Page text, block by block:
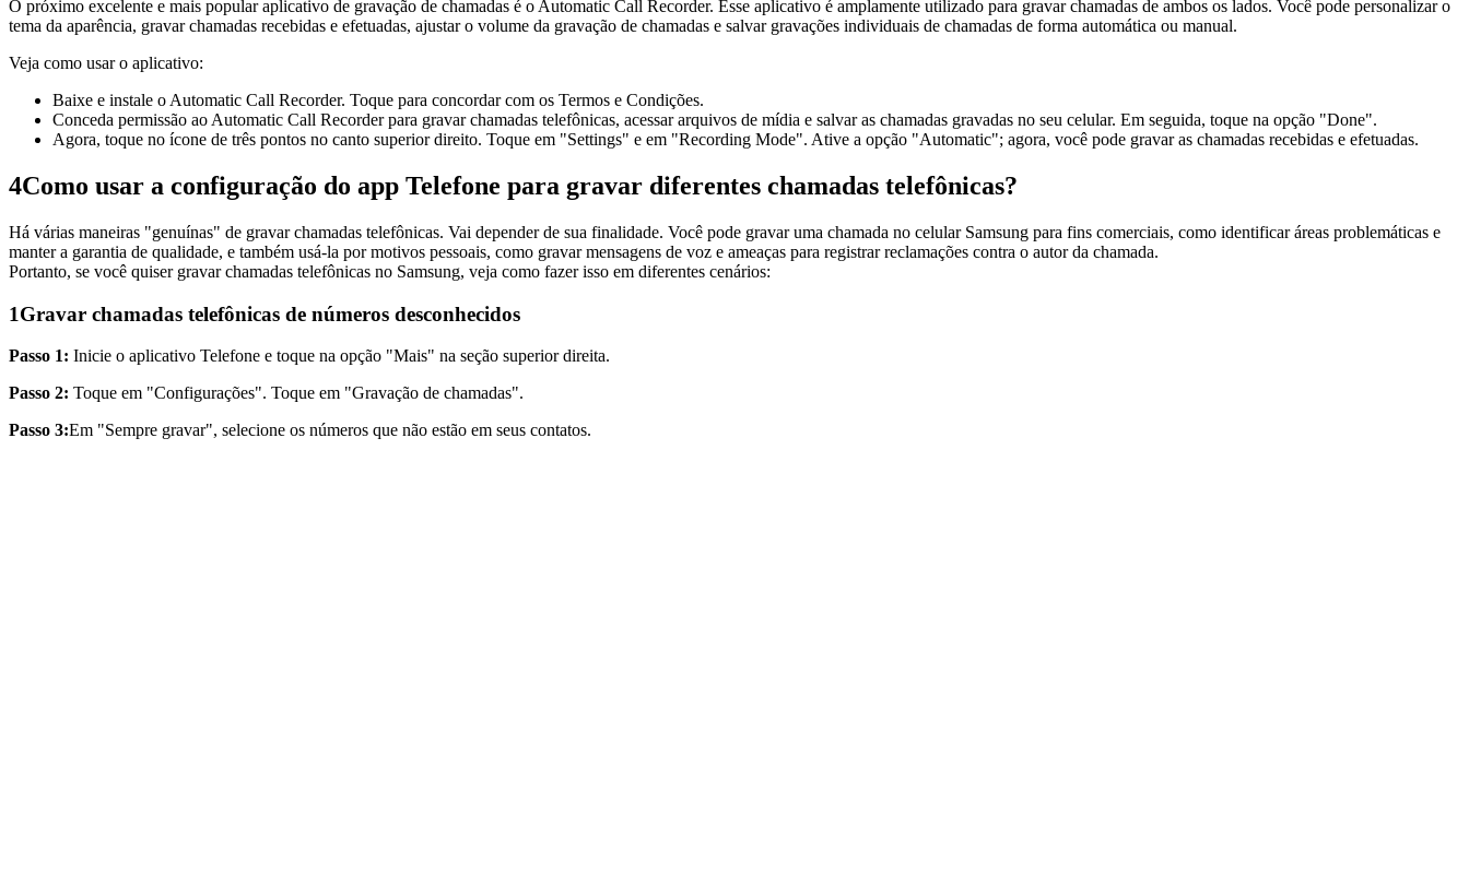
O próximo excelente e mais popular aplicativo de gravação de chamadas é o Automatic Call Recorder. Esse aplicativo é amplamente utilizado para gravar chamadas de ambos os lados. Você pode personalizar o
tema da aparência, gravar chamadas recebidas e efetuadas, ajustar o volume da gravação de chamadas e salvar gravações individuais de chamadas de forma automática ou manual.
Veja como usar o aplicativo:
Baixe e instale o Automatic Call Recorder. Toque para concordar com os Termos e Condições.
Conceda permissão ao Automatic Call Recorder para gravar chamadas telefônicas, acessar arquivos de mídia e salvar as chamadas gravadas no seu celular. Em seguida, toque na opção "Done".
Agora, toque no ícone de três pontos no canto superior direito. Toque em "Settings" e em "Recording Mode". Ative a opção "Automatic"; agora, você pode gravar as chamadas recebidas e efetuadas.
4Como usar a configuração do app Telefone para gravar diferentes chamadas telefônicas?
Há várias maneiras "genuínas" de gravar chamadas telefônicas. Vai depender de sua finalidade. Você pode gravar uma chamada no celular Samsung para fins comerciais, como identificar áreas problemáticas e
manter a garantia de qualidade, e também usá-la por motivos pessoais, como gravar mensagens de voz e ameaças para registrar reclamações contra o autor da chamada.
Portanto, se você quiser gravar chamadas telefônicas no Samsung, veja como fazer isso em diferentes cenários:
1Gravar chamadas telefônicas de números desconhecidos
Passo 1: Inicie o aplicativo Telefone e toque na opção "Mais" na seção superior direita.
Passo 2: Toque em "Configurações". Toque em "Gravação de chamadas".
Passo 3:Em "Sempre gravar", selecione os números que não estão em seus contatos.